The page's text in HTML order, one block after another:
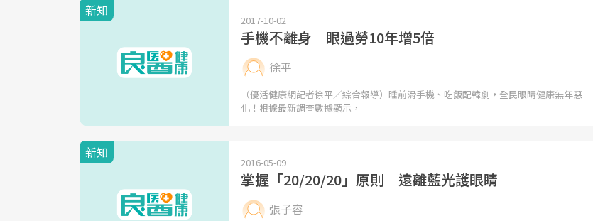
新知
2017-10-02
手機不離身 眼過勞10年增5倍
徐平
（優活健康網記者徐平／綜合報導）睡前滑手機、吃飯配韓劇，全民眼睛健康無年惡
化！根據最新調查數據顯示，
新知
2016-05-09
掌握「20/20/20」原則 遠離藍光護眼睛
張子容